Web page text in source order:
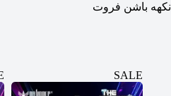
نكهه باشن فروت
SALE